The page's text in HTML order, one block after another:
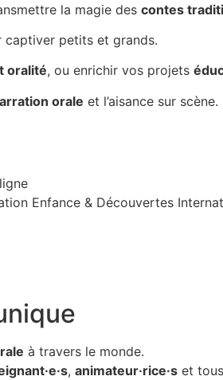
la magie des contes
captiver petits et grands.
oralité, ou enrichir vos projets
orale et l’aisance sur scène.
Enfance & Découvertes
à travers le monde.
, animateur·rice·s et